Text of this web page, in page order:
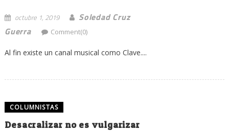
octubre 1, 2019
Soledad Cruz
Guerra
Comment(0)
Al fin existe un canal musical como Clave....
COLUMNISTAS
Desacralizar no es vulgarizar